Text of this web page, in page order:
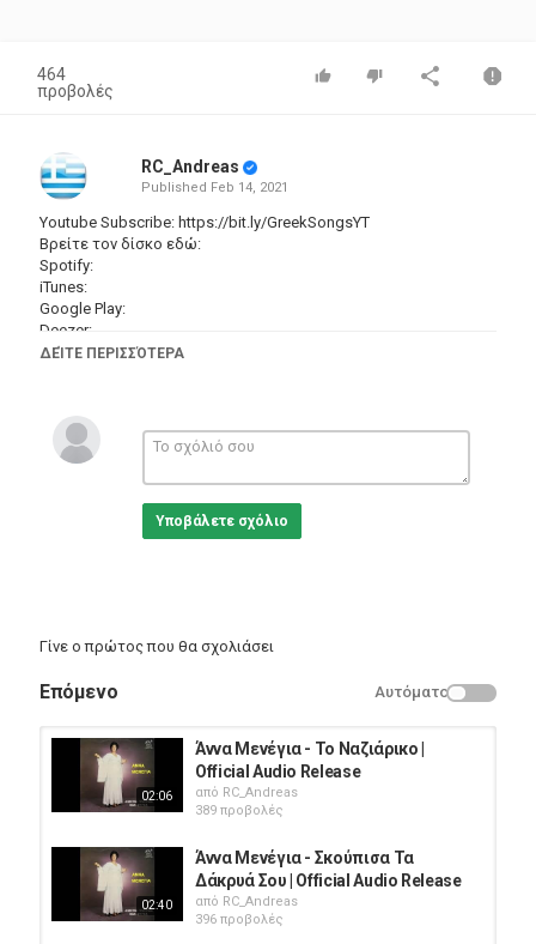
464
προβολές
RC_Andreas
Published Feb 14, 2021
Youtube Subscribe: https://bit.ly/GreekSongsYT
Βρείτε τον δίσκο εδώ:
Spotify:
iTunes:
Google Play:
Deezer:
ελληνικού τραγουδιού από τα '60s έως και σήμερα, με
συμπράξεις σπουδαίων τραγουδιστών, συνθετών και
στιχουργών που άφησαν εποχή.
Στο κανάλι Ελληνικό Τραγούδι θα βρείτε συγκεντρωμένο έναν
από τους σπουδαιότερους και πιο πολυποίκιλους καταλόγους
ΔΕΊΤΕ ΠΕΡΙΣΣΌΤΕΡΑ
Υποβάλετε σχόλιο
Γίνε ο πρώτος που θα σχολιάσει
Επόμενο Αυτόματο
02:06
Άννα Μενέγια - Το Ναζιάρικο |
Official Audio Release
από RC_Andreas
389 προβολές
02:40
Άννα Μενέγια - Σκούπισα Τα
Δάκρυά Σου | Official Audio Release
από RC_Andreas
396 προβολές